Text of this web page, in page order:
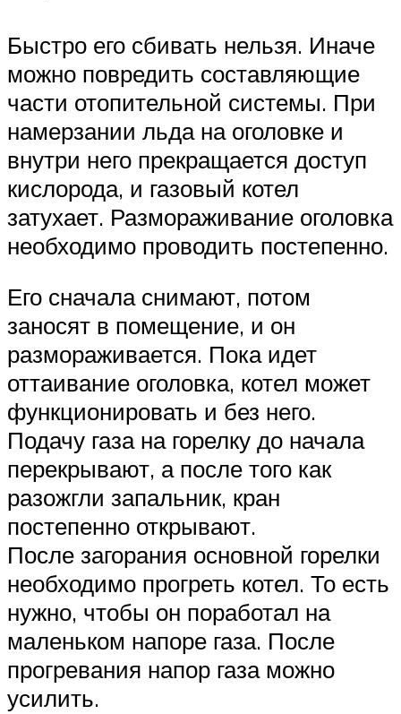
Быстро его сбивать нельзя. Иначе
можно повредить составляющие
части отопительной системы. При
намерзании льда на оголовке и
внутри него прекращается доступ
кислорода, и газовый котел
затухает. Размораживание оголовка
необходимо проводить постепенно.
Его сначала снимают, потом
заносят в помещение, и он
размораживается. Пока идет
оттаивание оголовка, котел может
функционировать и без него.
Подачу газа на горелку до начала
перекрывают, а после того как
разожгли запальник, кран
постепенно открывают.
После загорания основной горелки
необходимо прогреть котел. То есть
нужно, чтобы он поработал на
маленьком напоре газа. После
прогревания напор газа можно
усилить.